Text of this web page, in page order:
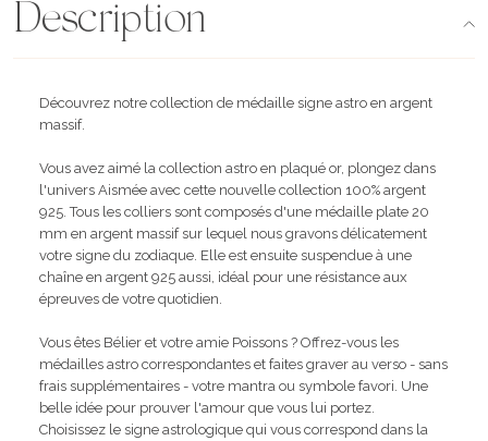
Description
Découvrez notre collection de médaille signe astro en argent
massif.
Vous avez aimé la collection astro en plaqué or, plongez dans
l'univers Aismée avec cette nouvelle collection 100% argent
925. Tous les colliers sont composés d'une médaille plate 20
mm en argent massif sur lequel nous gravons délicatement
votre signe du zodiaque. Elle est ensuite suspendue à une
chaîne en argent 925 aussi, idéal pour une résistance aux
épreuves de votre quotidien.
Vous êtes Bélier et votre amie Poissons ? Offrez-vous les
médailles astro correspondantes et faites graver au verso - sans
frais supplémentaires - votre mantra ou symbole favori. Une
belle idée pour prouver l'amour que vous lui portez.
Choisissez le signe astrologique qui vous correspond dans la